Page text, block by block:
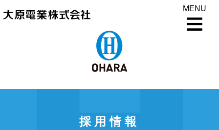
MENU
採用情報